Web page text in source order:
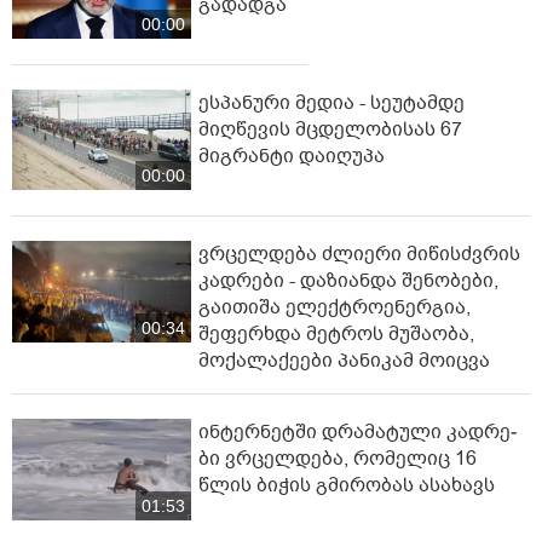
00:00
00:00
ესპანური მედია - სეუტამდე
მიღწევის მცდელობისას 67
მიგრანტი დაიღუპა
00:34
ვრცელდება ძლიერი მიწისძვრის
კადრები - დაზიანდა შენობები,
გაითიშა ელექტროენერგია,
შეფერხდა მეტროს მუშაობა,
მოქალაქეები პანიკამ მოიცვა
01:53
ინ­ტერ­ნეტ­ში დრა­მა­ტუ­ლი კად­რე­
ბი ვრცელდება, რომელიც 16
წლის ბიჭის გმირობას ასახავს